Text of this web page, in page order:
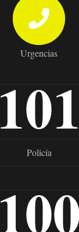
Urgencias
101
Policía
100